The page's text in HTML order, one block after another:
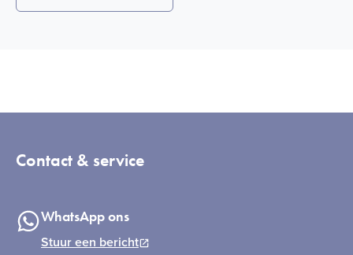
Contact & service
WhatsApp ons
Stuur een bericht